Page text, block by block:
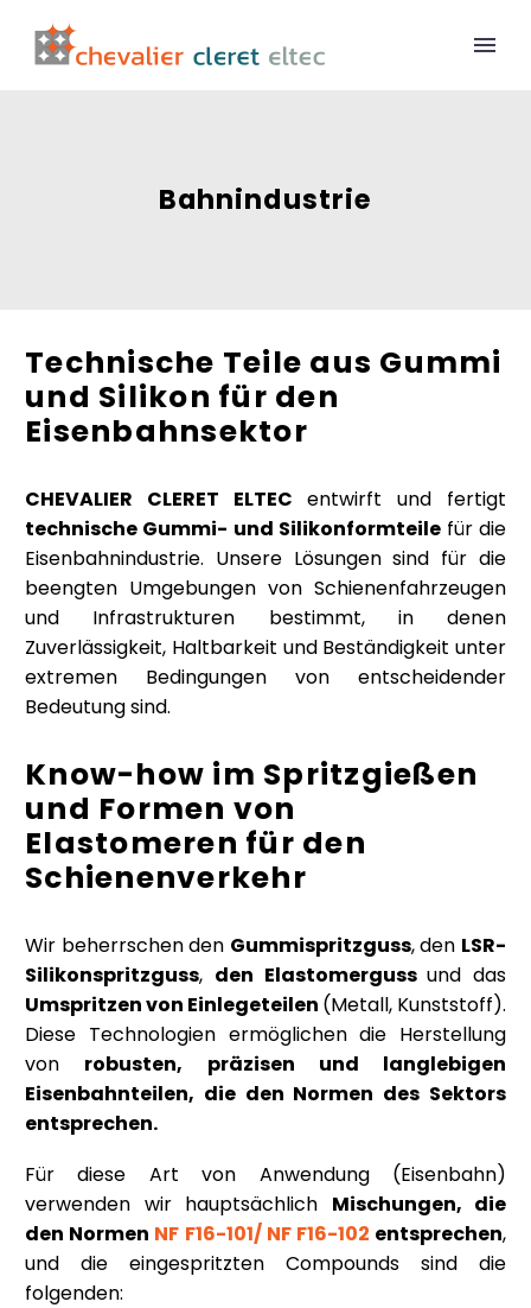
Bahnindustrie
Technische Teile aus Gummi
und Silikon für den
Eisenbahnsektor
CHEVALIER CLERET ELTEC entwirft und fertigt
technische Gummi- und Silikonformteile für die
Eisenbahnindustrie. Unsere Lösungen sind für die
beengten Umgebungen von Schienenfahrzeugen
und Infrastrukturen bestimmt, in denen
Zuverlässigkeit, Haltbarkeit und Beständigkeit unter
extremen Bedingungen von entscheidender
Bedeutung sind.
Know-how im Spritzgießen
und Formen von
Elastomeren für den
Schienenverkehr
Wir beherrschen den Gummispritzguss, den LSR-
Silikonspritzguss, den Elastomergussund das
Umspritzen von Einlegeteilen (Metall, Kunststoff).
Diese Technologien ermöglichen die Herstellung
von robusten, präzisen und langlebigen
Eisenbahnteilen, die den Normen des Sektors
entsprechen.
Für diese Art von Anwendung (Eisenbahn)
verwenden wir hauptsächlich Mischungen, die
den Normen NF F16-101/ NF F16-102 entsprechen,
und die eingespritzten Compounds sind die
folgenden: